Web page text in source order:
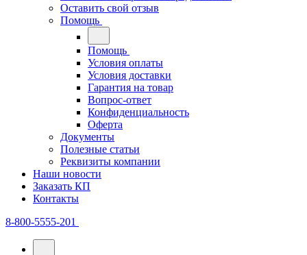
Оставить свой отзыв
Помощь
Помощь
Условия оплаты
Условия доставки
Гарантия на товар
Вопрос-ответ
Конфиденциальность
Оферта
Документы
Полезные статьи
Реквизиты компании
Наши новости
Заказать КП
Контакты
8-800-5555-201